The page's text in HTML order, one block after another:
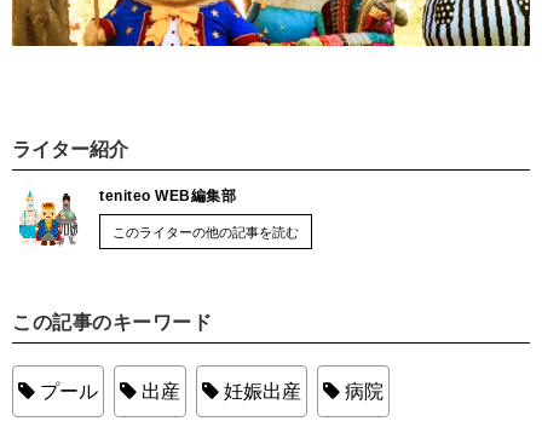
ライター紹介
teniteo WEB編集部
このライターの他の記事を読む
この記事のキーワード
プール 出産 妊娠出産 病院